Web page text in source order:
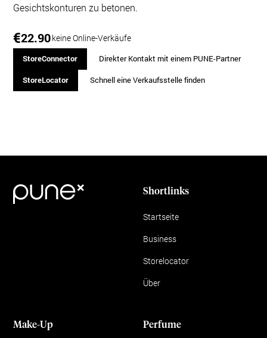
Gesichtskonturen zu betonen.
€22.90keine Online-Verkäufe
StoreConnector Direkter Kontakt mit einem PUNE-Partner
StoreLocator Schnell eine Verkaufsstelle finden
Shortlinks
Startseite
Business
Storelocator
Über
Make-Up Perfume